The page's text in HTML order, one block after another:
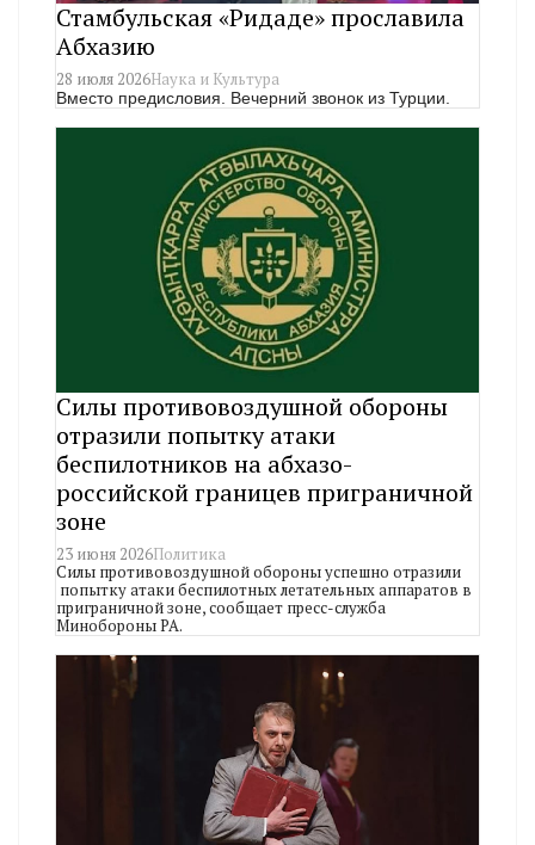
Стамбульская «Ридаде» прославила
Абхазию
28 июля 2026Наука и Культура
Вместо предисловия. Вечерний звонок из Турции.
Силы противовоздушной обороны
отразили попытку атаки
беспилотников на абхазо-
российской границев приграничной
зоне
23 июня 2026Политика
Силы противовоздушной обороны успешно отразили
попытку атаки беспилотных летательных аппаратов в
приграничной зоне, сообщает пресс-служба
Минобороны РА.